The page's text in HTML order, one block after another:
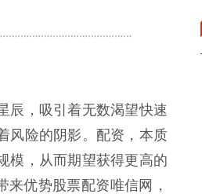
辰，吸引着无数渴望快速
风险的阴影。配资，本质
模，从而期望获得更高的
来优势股票配资唯信网，